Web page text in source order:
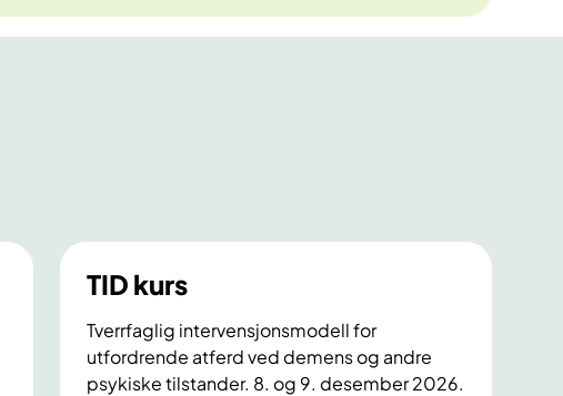
TID kurs
Tverrfaglig intervensjonsmodell for
utfordrende atferd ved demens og andre
psykiske tilstander. 8. og 9. desember 2026.